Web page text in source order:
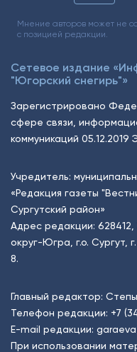
Мнение авторов может не
с позицией редакции.
Сетевое издание
"Югорский снегирь"»
Зарегистрировано
сфере связи,
коммуникаций
Учредитель:
«Редакция газеты
Сургутский район»
Адрес редакции:
округ-Югра, г.о. Сургут,
8.
Главный редактор:
Телефон редакции: +7
E-mail редакции:
При использовании